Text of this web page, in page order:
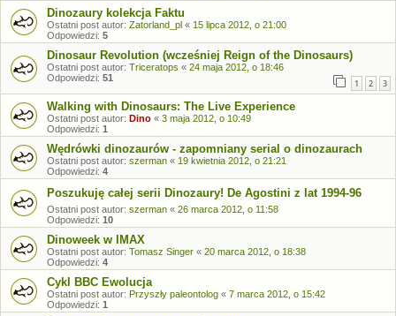
Dinozaury kolekcja Faktu
Ostatni post autor: Zatorland_pl « 15 lipca 2012, o 21:00
Odpowiedzi: 5
Dinosaur Revolution (wcześniej Reign of the Dinosaurs)
Ostatni post autor: Triceratops « 24 maja 2012, o 18:46
Odpowiedzi: 51 1 2 3
Walking with Dinosaurs: The Live Experience
Ostatni post autor: Dino « 3 maja 2012, o 10:49
Odpowiedzi: 1
Wędrówki dinozaurów - zapomniany serial o dinozaurach
Ostatni post autor: szerman « 19 kwietnia 2012, o 21:21
Odpowiedzi: 4
Poszukuję całej serii Dinozaury! De Agostini z lat 1994-96
Ostatni post autor: szerman « 26 marca 2012, o 11:58
Odpowiedzi: 10
Dinoweek w IMAX
Ostatni post autor: Tomasz Singer « 20 marca 2012, o 18:38
Odpowiedzi: 4
Cykl BBC Ewolucja
Ostatni post autor: Przyszły paleontolog « 7 marca 2012, o 15:42
Odpowiedzi: 1